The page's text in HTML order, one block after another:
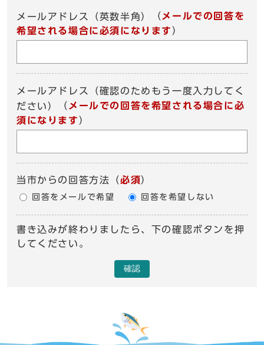
メールアドレス（英数半角） （ メールでの回答を
希望される場合に必須になります ）
メールアドレス（確認のためもう一度入力してく
ださい）
（ メールでの回答を希望される場合に必
須になります ）
当市からの回答方法 （必須）
回答をメールで希望 回答を希望しない
書き込みが終わりましたら、下の確認ボタンを押
してください。
確認